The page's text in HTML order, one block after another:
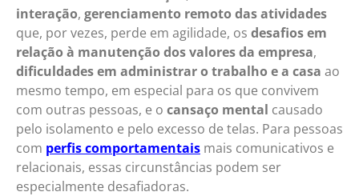
interação, gerenciamento remoto das atividades
que, por vezes, perde em agilidade, os desafios em
relação à manutenção dos valores da empresa,
dificuldades em administrar o trabalho e a casa ao
mesmo tempo, em especial para os que convivem
com outras pessoas, e o cansaço mental causado
pelo isolamento e pelo excesso de telas. Para pessoas
com perfis comportamentais mais comunicativos e
relacionais, essas circunstâncias podem ser
especialmente desafiadoras.